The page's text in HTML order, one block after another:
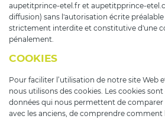
aupetitprince-etel.fr et aupetitpprince-
diffusion) sans l'autorisation écrite préalable
strictement interdite et constitutive d'une
pénalement.
COOKIES
Pour faciliter l’utilisation de notre site Web
nous utilisons des cookies. Les cookies
données qui nous permettent de comparer
avec les anciens, de comprendre